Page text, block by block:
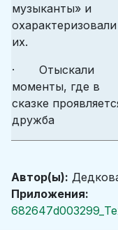
музыканты» и
охарактеризовали
их.
· Отыскали
моменты, где в
сказке
дружба
Автор(ы):
Приложения: